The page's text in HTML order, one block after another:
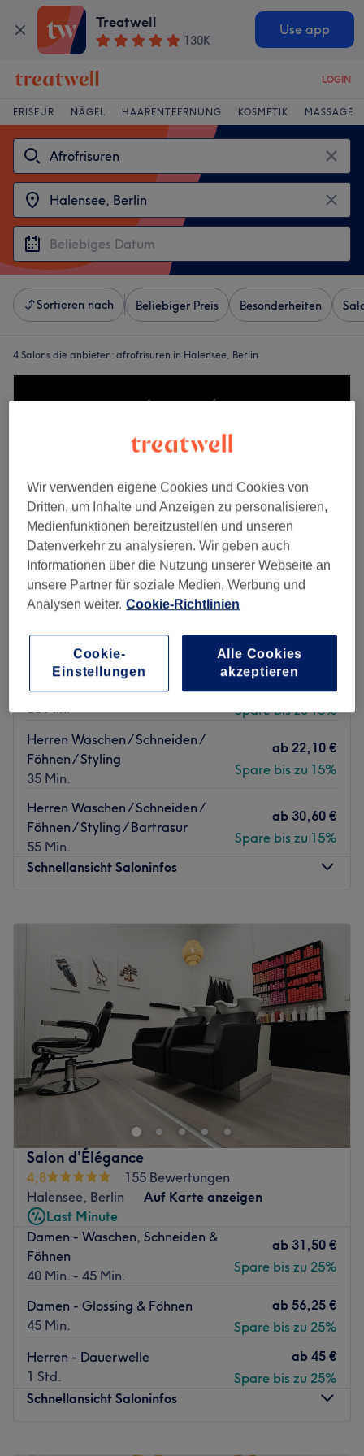
Treatwell
130K
Use app
LOGIN
FRISEUR NÄGEL HAARENTFERNUNG KOSMETIK MASSAGE
Sortieren nach Beliebiger Preis Besonderheiten
4 Salons die anbieten: afrofrisuren in Halensee, Berlin
Mojti Glam Studio
Halensee, Berlin
Auf Karte anzeigen
Nebenzeiten
Herren - Trockenhaarschnitt
30 Min.
ab19,55 €
Spare bis zu 15%
Herren Waschen / Schneiden /
Föhnen / Styling
35 Min.
ab 22,10 €
Spare bis zu 15%
Herren Waschen / Schneiden /
Föhnen / Styling / Bartrasur
55 Min.
ab 30,60 €
Spare bis zu 15%
Schnellansicht Saloninfos
10:00–19:00
Donnerstag
10:00–19:00
Freitag
10:00–19:00
09:00–18:00
Sonntag
Geschlossen
Mojti Glam Studio in Berlin-Halensee steht für modernes
Hairstyling, präzise Schnitte und einen Look mit
internationalem Flair. Der Salon überzeugt mit
entspannter Atmosphäre, professioneller Beratung und
einem Gespür für Trends – von natürlichen Colorationen
bis zu glamourösen Stylings.
Nächste öffentliche Verkehrsmittel:
Die S-Bahnstation Halensee befindet sich nur vier
Gehminuten entfernt des Salons.
Das Team:
langjährige Erfahrung in die Arbeit bei Mojti Glam Studio
ein. Mit einem feinen Gespür für individuelle Looks und
persönlichem Service schafft er für seine Kundinnen und
Kunden ein Beauty-Erlebnis auf höchstem Niveau.
Was uns an dem Salon gefällt:
Salon d'Élégance
4,8
155 Bewertungen
Halensee, Berlin
Auf Karte anzeigen
Last Minute
Damen - Waschen, Schneiden &
Föhnen
40 Min. - 45 Min.
ab 31,50 €
Spare bis zu 25%
Damen - Glossing & Föhnen
45 Min.
ab 56,25 €
Spare bis zu 25%
Herren - Dauerwelle
1 Std.
ab 45 €
Spare bis zu 25%
Schnellansicht Saloninfos
Wir verwenden eigene Cookies und Cookies von
Dritten, um Inhalte und Anzeigen zu personalisieren,
Medienfunktionen bereitzustellen und unseren
Datenverkehr zu analysieren. Wir geben auch
Informationen über die Nutzung unserer Webseite an
unsere Partner für soziale Medien, Werbung und
Analysen weiter. Cookie-Richtlinien
Cookie-
Einstellungen
Alle Cookies
akzeptieren